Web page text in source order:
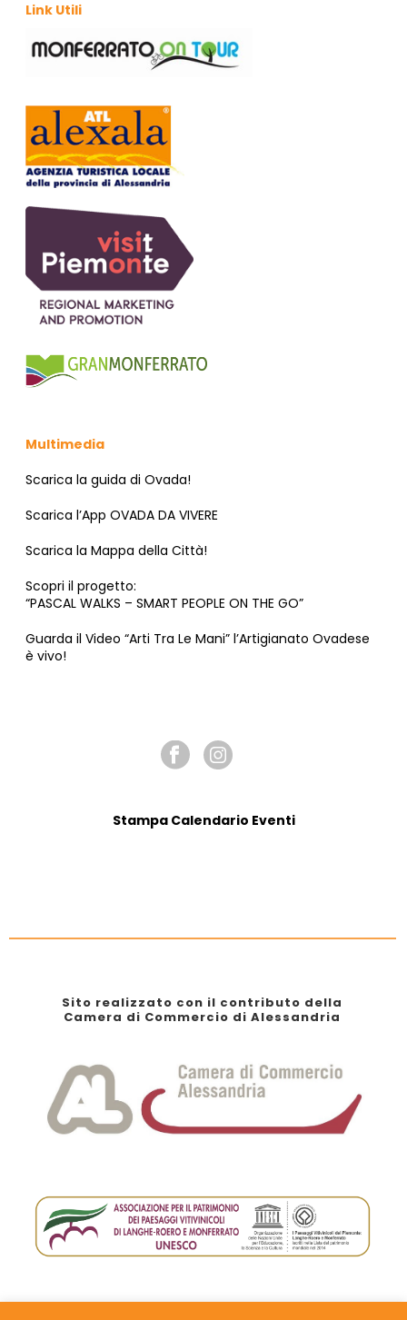
Link Utili
Multimedia
Scarica la guida di Ovada!
Scarica l’App OVADA DA VIVERE
Scarica la Mappa della Città!
Scopri il progetto:
“PASCAL WALKS – SMART PEOPLE ON THE GO”
Guarda il Video “Arti Tra Le Mani” l’Artigianato Ovadese
è vivo!
Stampa Calendario Eventi
Sito realizzato con il contributo della
Camera di Commercio di Alessandria